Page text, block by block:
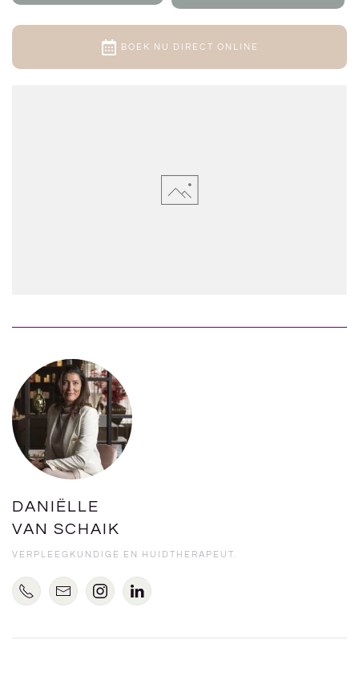
BOEK NU DIRECT ONLINE
DANIËLLE
VAN SCHAIK
VERPLEEGKUNDIGE EN HUIDTHERAPEUT.